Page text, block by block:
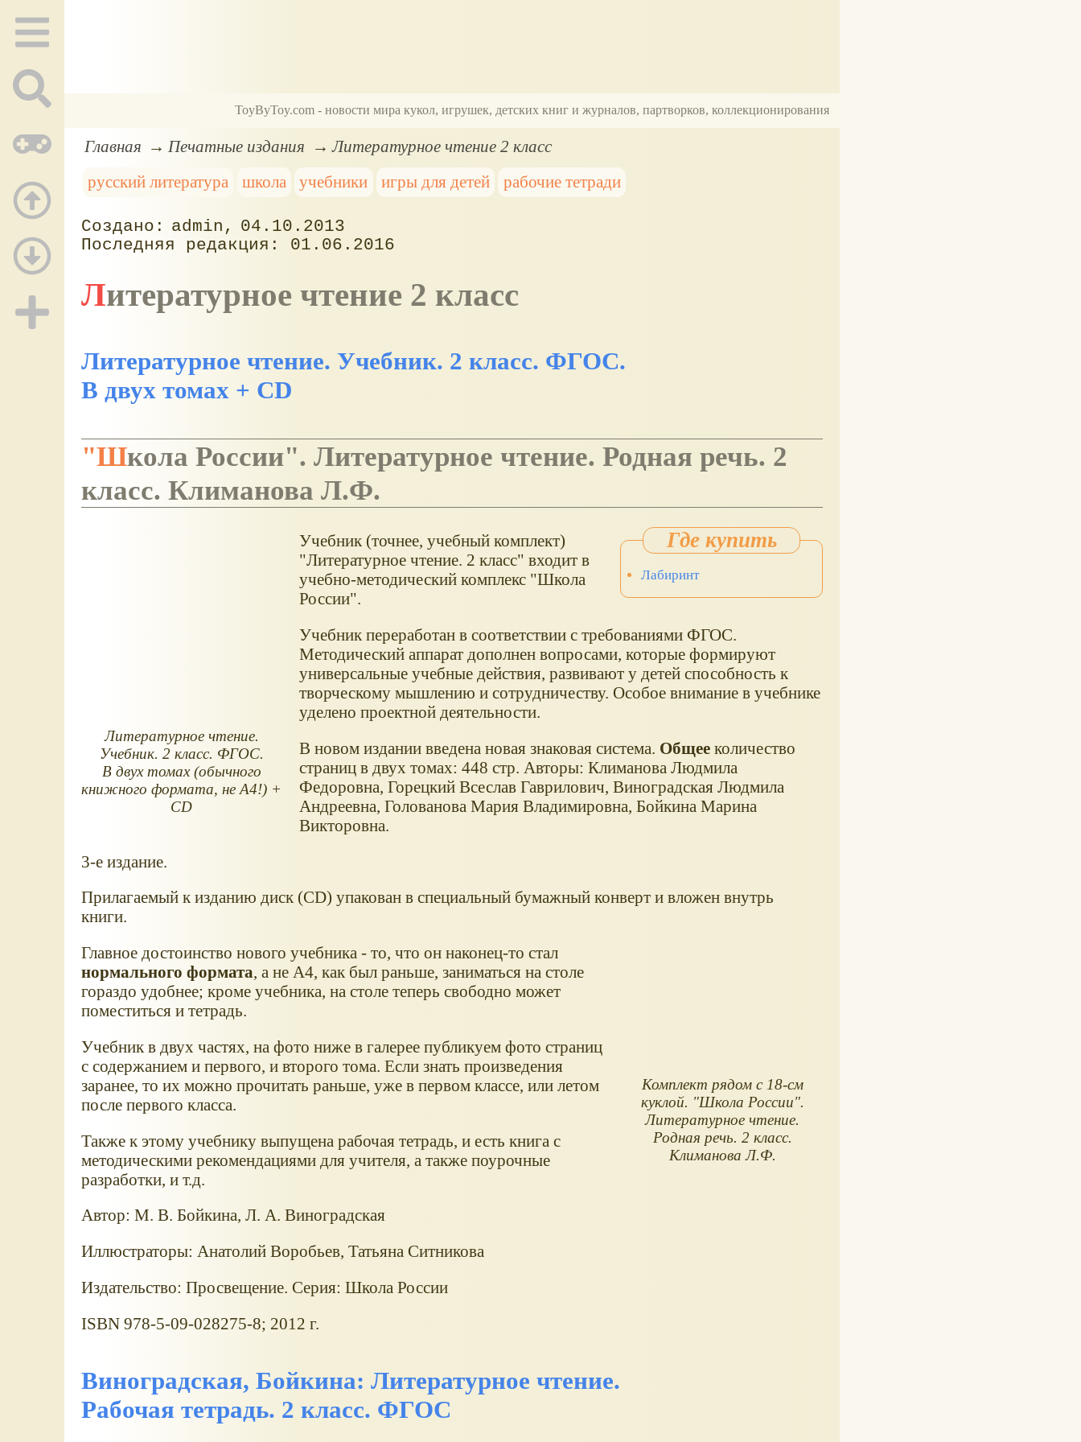
ToyByToy.com - новости мира кукол, игрушек, детских книг и журналов, партворков, коллекционирования
Главная Печатные издания
Литературное чтение 2 класс
русский литература
школа учебники игры для детей рабочие тетради
admin
04.10.2013
01.06.2016
Литературное чтение 2 класс
Литературное чтение. Учебник. 2 класс. ФГОС.
В двух томах + CD
"Школа России". Литературное чтение. Родная речь. 2
класс. Климанова Л.Ф.
Лабиринт
Литературное чтение.
Учебник. 2 класс. ФГОС.
В двух томах (обычного
книжного формата, не А4!) +
CD
Учебник (точнее, учебный комплект)
"Литературное чтение. 2 класс" входит в
учебно-методический комплекс "Школа
России".
Учебник переработан в соответствии с требованиями ФГОС.
Методический аппарат дополнен вопросами, которые формируют
универсальные учебные действия, развивают у детей способность к
творческому мышлению и сотрудничеству. Особое внимание в учебнике
уделено проектной деятельности.
В новом издании введена новая знаковая система. Общееколичество
страниц в двух томах: 448 стр. Авторы: Климанова Людмила
Федоровна, Горецкий Всеслав Гаврилович, Виноградская Людмила
Андреевна, Голованова Мария Владимировна, Бойкина Марина
Викторовна.
3-е издание.
Прилагаемый к изданию диск (CD) упакован в специальный бумажный конверт и вложен внутрь
книги.
Комплект рядом с 18-см
куклой. "Школа России".
Литературное чтение.
Родная речь. 2 класс.
Климанова Л.Ф.
Главное достоинство нового учебника - то, что он наконец-то стал
нормального формата, а не А4, как был раньше, заниматься на столе
гораздо удобнее; кроме учебника, на столе теперь свободно может
поместиться и тетрадь.
Учебник в двух частях, на фото ниже в галерее публикуем фото страниц
с содержанием и первого, и второго тома. Если знать произведения
заранее, то их можно прочитать раньше, уже в первом классе, или летом
после первого класса.
Также к этому учебнику выпущена рабочая тетрадь, и есть книга с
методическими рекомендациями для учителя, а также поурочные
разработки, и т.д.
Автор: М. В. Бойкина, Л. А. Виноградская
Иллюстраторы: Анатолий Воробьев, Татьяна Ситникова
Издательство: Просвещение. Серия: Школа России
ISBN 978-5-09-028275-8; 2012 г.
Виноградская, Бойкина: Литературное чтение.
Рабочая тетрадь. 2 класс. ФГОС